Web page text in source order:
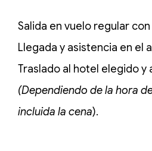
Salida en vuelo regular
Llegada y asistencia en el
Traslado al hotel elegido y
(Dependiendo de la hora
incluida la cena).